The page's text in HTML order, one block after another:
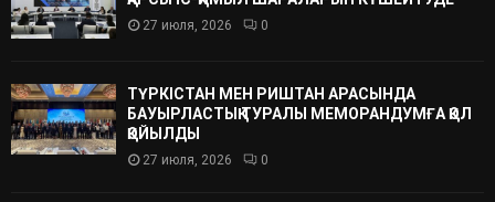
27 июля, 2026 0
ТҮРКІСТАН МЕН РИШТАН АРАСЫНДА
БАУЫРЛАСТЫҚ ТУРАЛЫ МЕМОРАНДУМҒА ҚОЛ
ҚОЙЫЛДЫ
27 июля, 2026 0